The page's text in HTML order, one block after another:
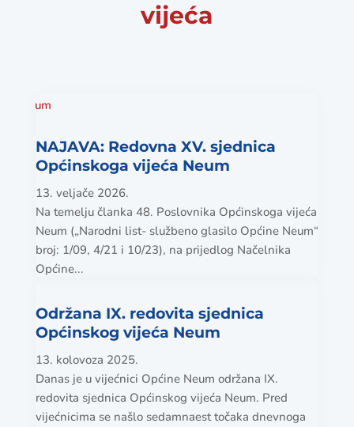
vijeća
NAJAVA: Redovna XV. sjednica
Općinskoga vijeća Neum
13. veljače 2026.
Na temelju članka 48. Poslovnika Općinskoga vijeća
Neum („Narodni list- službeno glasilo Općine Neum“
broj: 1/09, 4/21 i 10/23), na prijedlog Načelnika
Općine...
Održana IX. redovita sjednica
Općinskog vijeća Neum
13. kolovoza 2025.
Danas je u vijećnici Općine Neum održana IX.
redovita sjednica Općinskog vijeća Neum. Pred
vijećnicima se našlo sedamnaest točaka dnevnoga